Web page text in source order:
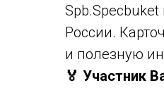
Spb.Specbuket
России.
и полезную
🏅 Участник